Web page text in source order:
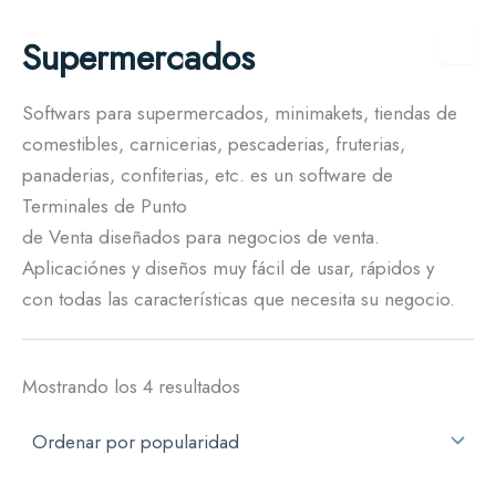
contenido
Supermercados
Softwars para supermercados, minimakets, tiendas de
comestibles, carnicerias, pescaderias, fruterias,
panaderias, confiterias, etc. es un software de
Terminales de Punto
de Venta diseñados para negocios de venta.
Aplicaciónes y diseños muy fácil de usar, rápidos y
con todas las características que necesita su negocio.
Mostrando los 4 resultados
popularidad